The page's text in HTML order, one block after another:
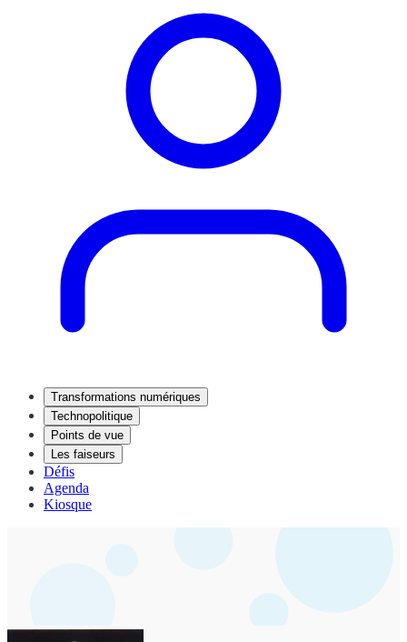
Transformations numériques
Technopolitique
Points de vue
Les faiseurs
Défis
Agenda
Kiosque